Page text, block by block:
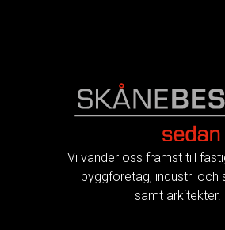
Vi vänder oss främst till
byggföretag, industri och
samt arkitekter.